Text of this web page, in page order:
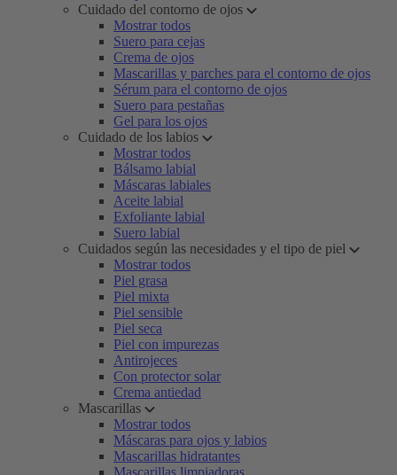
Cuidado del contorno de ojos
Mostrar todos
Suero para cejas
Crema de ojos
Mascarillas y parches para el contorno de ojos
Sérum para el contorno de ojos
Suero para pestañas
Gel para los ojos
Cuidado de los labios
Mostrar todos
Bálsamo labial
Máscaras labiales
Aceite labial
Exfoliante labial
Suero labial
Cuidados según las necesidades y el tipo de piel
Mostrar todos
Piel grasa
Piel mixta
Piel sensible
Piel seca
Piel con impurezas
Antirojeces
Con protector solar
Crema antiedad
Mascarillas
Mostrar todos
Máscaras para ojos y labios
Mascarillas hidratantes
Mascarillas limpiadoras